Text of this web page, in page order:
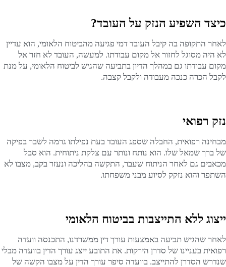
כיצד השפיע הנזק על העובד?
לאחר התקופה בה קיבל העובד דמי פגיעה מהביטוח הלאומי, הוא עדיין
לא היה מסוגל לחזור אל מקום עבודתו. למעשה, העובד לא חזר אל
מקום עבודתו גם במהלך הדיון בתביעה שהגיש לביטוח הלאומי, על מנת
לקבל הכרה כנכה מעבודה ולקבל קצבה.
נזק רפואי
מבחינה רפואית, החבלה שספג העובד בעת נפילתו גרמה לשבר בפיקה
של ברך שמאל שלו. הוא נותח ונותר עם צלקת ניתוחית. הוא סבל
מכאבים גם לאחר הניתוח שעבר, התקשה בהליכה ונעזר בקב, מצבו לא
השתפר והוא נזקק לסיוע מבני משפחתו.
ייצוג ללא התייצבות בביטוח הלאומי
לאחר שהגיש תביעה באמצעות עורך דין ממשרדנו, התכנסה וועדה
רפואית בעניינו של סדרן הירקות. את התובע ייצג עורך הדין בוועדה מבלי
שנדרש הסדרן להתייצב. בוועדה סיפר עורך הדין על מצבו הקשה של